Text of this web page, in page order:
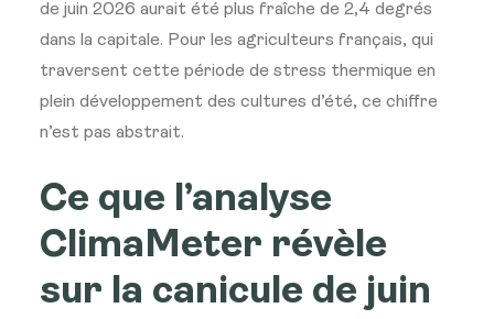
de juin 2026 aurait été plus fraîche de 2,4 degrés
dans la capitale. Pour les agriculteurs français, qui
traversent cette période de stress thermique en
plein développement des cultures d’été, ce chiffre
n’est pas abstrait.
Ce que l’analyse
ClimaMeter révèle
sur la canicule de juin